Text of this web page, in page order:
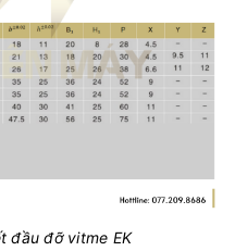
đầu đỡ vitme EK